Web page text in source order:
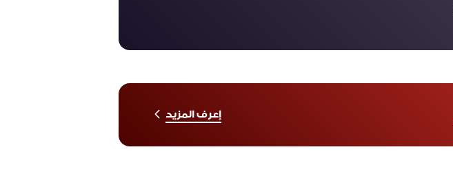
إعرف المزيد